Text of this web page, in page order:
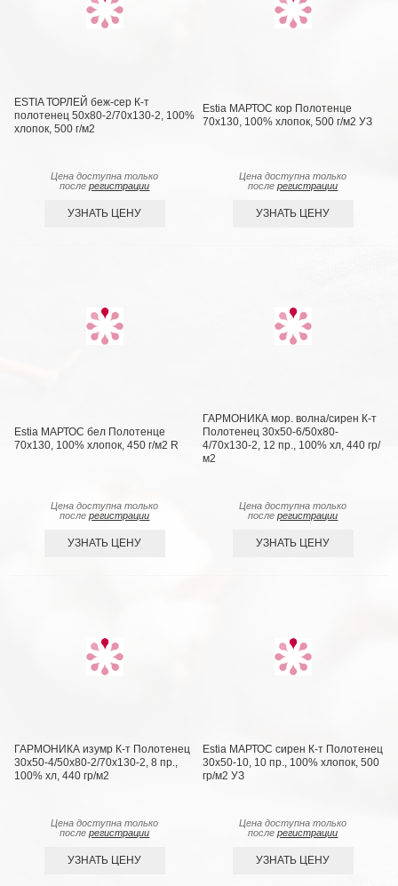
ESTIA ТОРЛЕЙ беж-сер К-т
полотенец 50х80-2/70х130-2, 100%
хлопок, 500 г/м2
Цена доступна только
послерегистрации
УЗНАТЬ ЦЕНУ
Estia МАРТОС кор Полотенце
70х130, 100% хлопок, 500 г/м2 УЗ
Цена доступна только
послерегистрации
УЗНАТЬ ЦЕНУ
Estia МАРТОС бел Полотенце
70х130, 100% хлопок, 450 г/м2 R
Цена доступна только
послерегистрации
УЗНАТЬ ЦЕНУ
ГАРМОНИКА мор. волна/сирен К-т
Полотенец 30х50-6/50х80-
4/70х130-2, 12 пр., 100% хл, 440 гр/
м2
Цена доступна только
послерегистрации
УЗНАТЬ ЦЕНУ
ГАРМОНИКА изумр К-т Полотенец
30х50-4/50х80-2/70х130-2, 8 пр.,
100% хл, 440 гр/м2
Цена доступна только
послерегистрации
УЗНАТЬ ЦЕНУ
Estia МАРТОС сирен К-т Полотенец
30х50-10, 10 пр., 100% хлопок, 500
гр/м2 УЗ
Цена доступна только
послерегистрации
УЗНАТЬ ЦЕНУ